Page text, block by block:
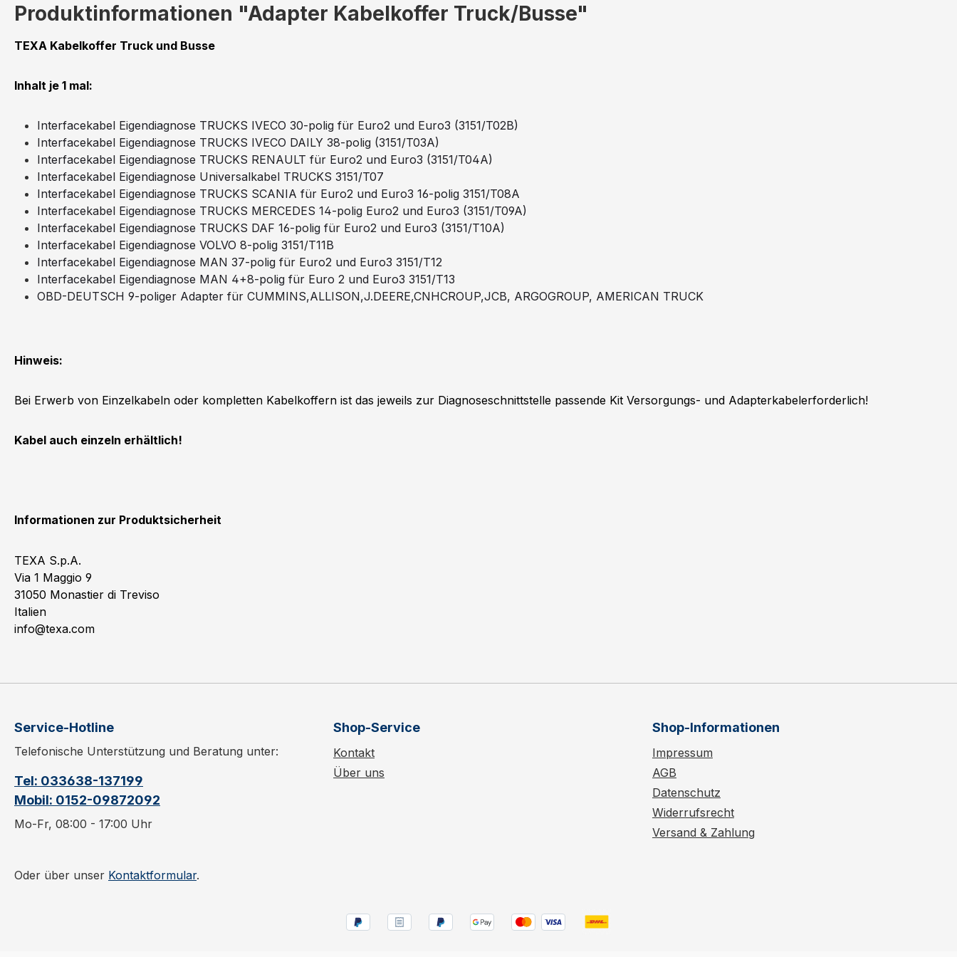
Produktinformationen "Adapter Kabelkoffer Truck/Busse"
TEXA Kabelkoffer Truck und Busse
Inhalt je 1 mal:
Interfacekabel Eigendiagnose TRUCKS IVECO 30-polig für Euro2 und Euro3 (3151/T02B)
Interfacekabel Eigendiagnose TRUCKS IVECO DAILY 38-polig (3151/T03A)
Interfacekabel Eigendiagnose TRUCKS RENAULT für Euro2 und Euro3 (3151/T04A)
Interfacekabel Eigendiagnose Universalkabel TRUCKS 3151/T07
Interfacekabel Eigendiagnose TRUCKS SCANIA für Euro2 und Euro3 16-polig 3151/T08A
Interfacekabel Eigendiagnose TRUCKS MERCEDES 14-polig Euro2 und Euro3 (3151/T09A)
Interfacekabel Eigendiagnose TRUCKS DAF 16-polig für Euro2 und Euro3 (3151/T10A)
Interfacekabel Eigendiagnose VOLVO 8-polig 3151/T11B
Interfacekabel Eigendiagnose MAN 37-polig für Euro2 und Euro3 3151/T12
Interfacekabel Eigendiagnose MAN 4+8-polig für Euro 2 und Euro3 3151/T13
OBD-DEUTSCH 9-poliger Adapter für CUMMINS,ALLISON,J.DEERE,CNHCROUP,JCB, ARGOGROUP, AMERICAN TRUCK
Hinweis:
Bei Erwerb von Einzelkabeln oder kompletten Kabelkoffern ist das jeweils zur Diagnoseschnittstelle passende Kit Versorgungs- und Adapterkabelerforderlich!
Kabel auch einzeln erhältlich!
Informationen zur Produktsicherheit
TEXA S.p.A.
Via 1 Maggio 9
31050 Monastier di Treviso
Italien
info@texa.com
Service-Hotline
Telefonische Unterstützung und Beratung unter:
Tel: 033638-137199
Mobil: 0152-09872092
Mo-Fr, 08:00 - 17:00 Uhr
Oder über unser Kontaktformular.
Shop-Service
Kontakt
Über uns
Shop-Informationen
Impressum
AGB
Datenschutz
Widerrufsrecht
Versand & Zahlung